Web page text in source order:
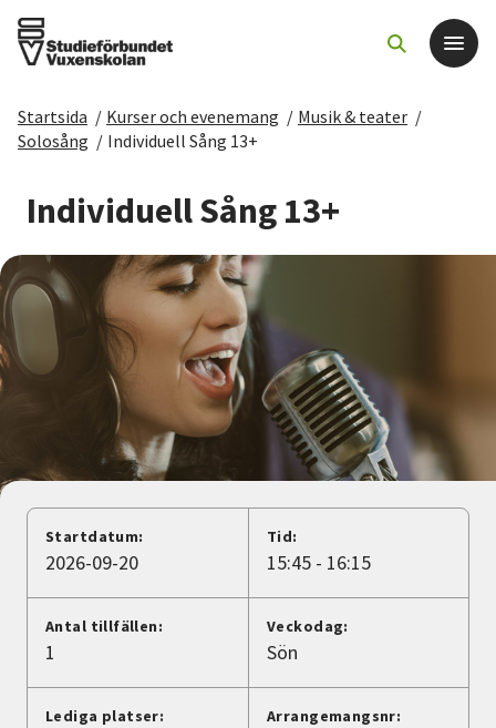
Det här gör vi
För dig som
Sök kurser och evenemang
Om SV
Starta studiecirkel
Cirkelledare
Nyheter
Avdelningar
Lyssna
Startsida / Kurser och evenemang / Musik & teater /
Solosång / Individuell Sång 13+
Individuell Sång 13+
Startdatum:
2026-09-20
Tid:
15:45 - 16:15
Antal tillfällen:
1
Veckodag:
Sön
Lediga platser: Arrangemangsnr: